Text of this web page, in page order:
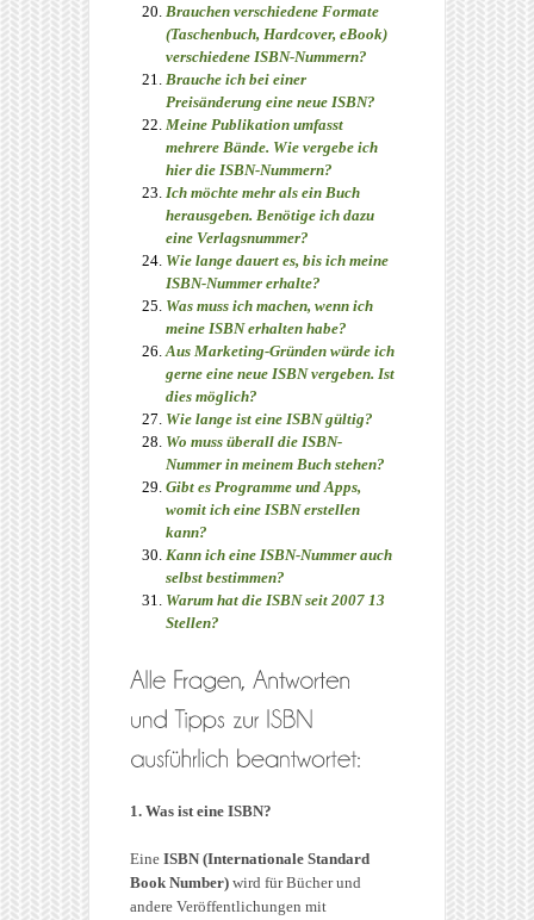
Brauchen verschiedene Formate
(Taschenbuch, Hardcover, eBook)
verschiedene ISBN-Nummern?
Brauche ich bei einer
Preisänderung eine neue ISBN?
Meine Publikation umfasst
mehrere Bände. Wie vergebe ich
hier die ISBN-Nummern?
Ich möchte mehr als ein Buch
herausgeben. Benötige ich dazu
eine Verlagsnummer?
Wie lange dauert es, bis ich meine
ISBN-Nummer erhalte?
Was muss ich machen, wenn ich
meine ISBN erhalten habe?
Aus Marketing-Gründen würde ich
gerne eine neue ISBN vergeben. Ist
dies möglich?
Wie lange ist eine ISBN gültig?
Wo muss überall die ISBN-
Nummer in meinem Buch stehen?
Gibt es Programme und Apps,
womit ich eine ISBN erstellen
kann?
Kann ich eine ISBN-Nummer auch
selbst bestimmen?
Warum hat die ISBN seit 2007 13
Stellen?
1. Was ist eine ISBN?
Eine ISBN (Internationale Standard
Book Number) wird für Bücher und
andere Veröffentlichungen mit